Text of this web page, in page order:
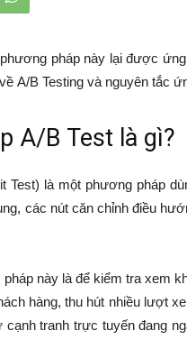
pháp này lại được
A/B Testing và nguyên tắc
A/B Test là gì?
Test) là một phương pháp
các nút căn chỉnh điều
này là để kiểm tra xem
hàng, thu hút nhiều lượt
cạnh tranh trực tuyến đang